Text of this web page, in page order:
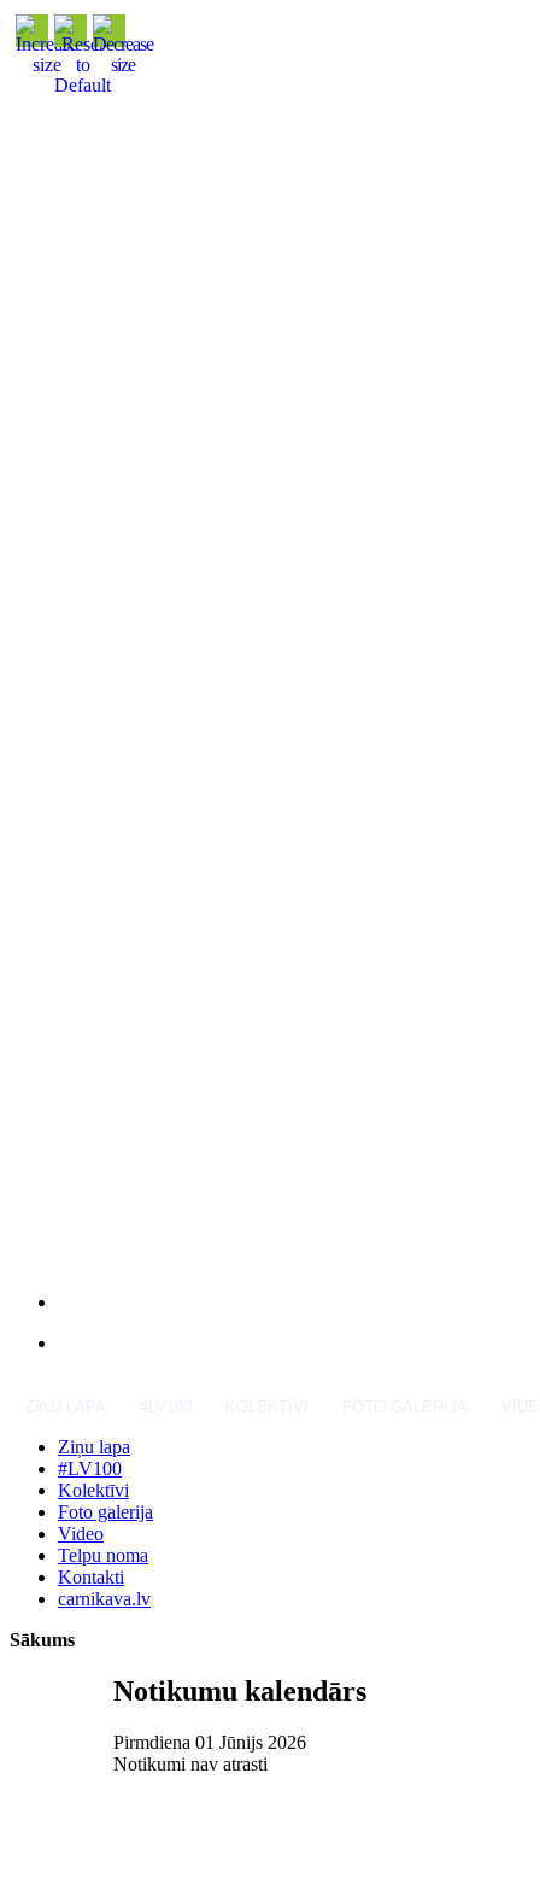
Ziņu lapa
#LV100
Kolektīvi
Foto galerija
Video
Telpu noma
Kontakti
carnikava.lv
Sākums
Notikumu kalendārs
Pirmdiena 01 Jūnijs 2026
Notikumi nav atrasti